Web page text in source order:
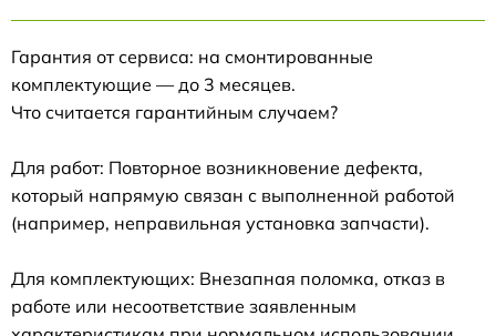
Гарантия от сервиса: на смонтированные
комплектующие — до 3 месяцев.
Что считается гарантийным случаем?
Для работ: Повторное возникновение дефекта,
который напрямую связан с выполненной работой
(например, неправильная установка запчасти).
Для комплектующих: Внезапная поломка, отказ в
работе или несоответствие заявленным